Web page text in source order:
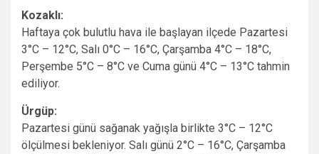
Kozaklı:
Haftaya çok bulutlu hava ile başlayan ilçede Pazartesi
3°C – 12°C, Salı 0°C – 16°C, Çarşamba 4°C – 18°C,
Perşembe 5°C – 8°C ve Cuma günü 4°C – 13°C tahmin
ediliyor.
Ürgüp:
Pazartesi günü sağanak yağışla birlikte 3°C – 12°C
ölçülmesi bekleniyor. Salı günü 2°C – 16°C, Çarşamba